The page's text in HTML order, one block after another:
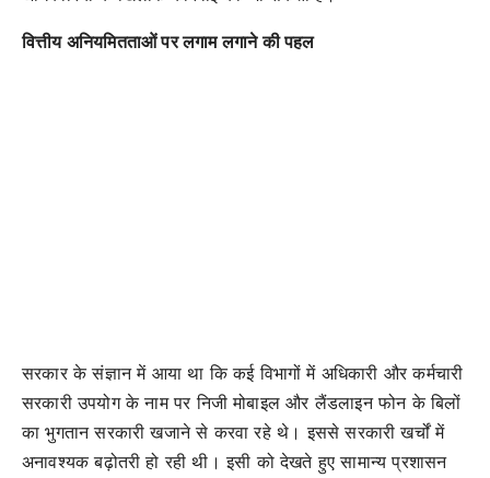
वित्तीय अनियमितताओं पर लगाम लगाने की पहल
सरकार के संज्ञान में आया था कि कई विभागों में अधिकारी और कर्मचारी
सरकारी उपयोग के नाम पर निजी मोबाइल और लैंडलाइन फोन के बिलों
का भुगतान सरकारी खजाने से करवा रहे थे। इससे सरकारी खर्चों में
अनावश्यक बढ़ोतरी हो रही थी। इसी को देखते हुए सामान्य प्रशासन